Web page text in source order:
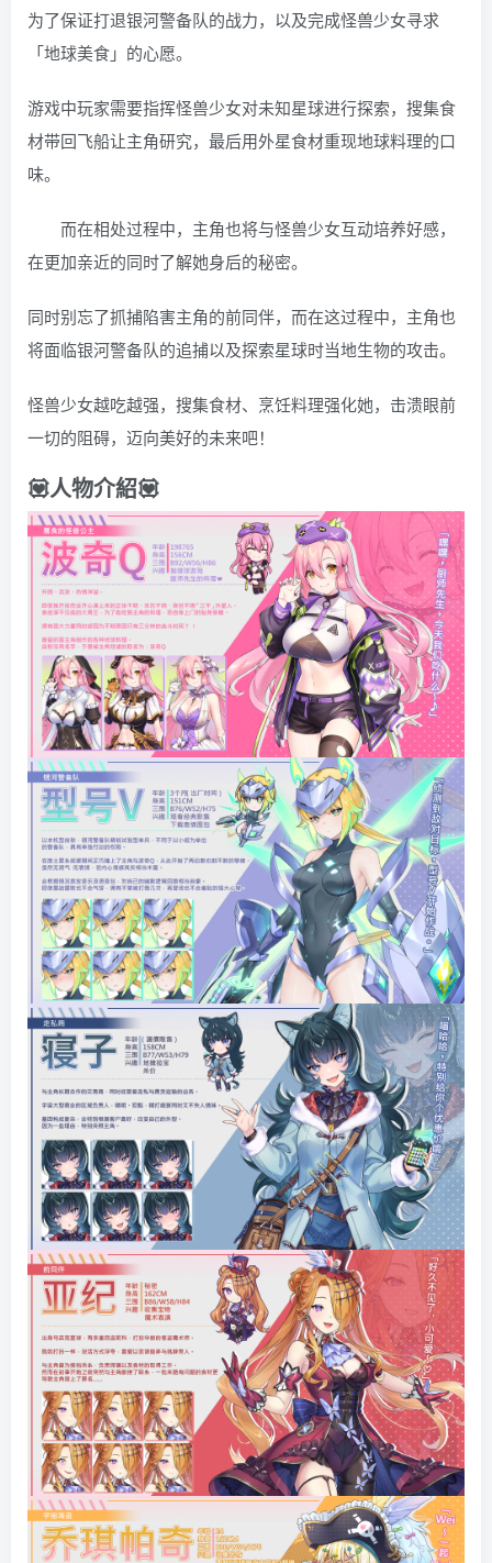
为了保证打退银河警备队的战力，以及完成怪兽少女寻求
「地球美食」的心愿。
游戏中玩家需要指挥怪兽少女对未知星球进行探索，搜集食
材带回飞船让主角研究，最后用外星食材重现地球料理的口
味。
而在相处过程中，主角也将与怪兽少女互动培养好感，
在更加亲近的同时了解她身后的秘密。
同时别忘了抓捕陷害主角的前同伴，而在这过程中，主角也
将面临银河警备队的追捕以及探索星球时当地生物的攻击。
怪兽少女越吃越强，搜集食材、烹饪料理强化她，击溃眼前
一切的阻碍，迈向美好的未来吧！
💟人物介紹💟